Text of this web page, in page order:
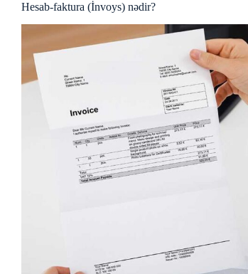
Hesab-faktura (İnvoys) nədir?